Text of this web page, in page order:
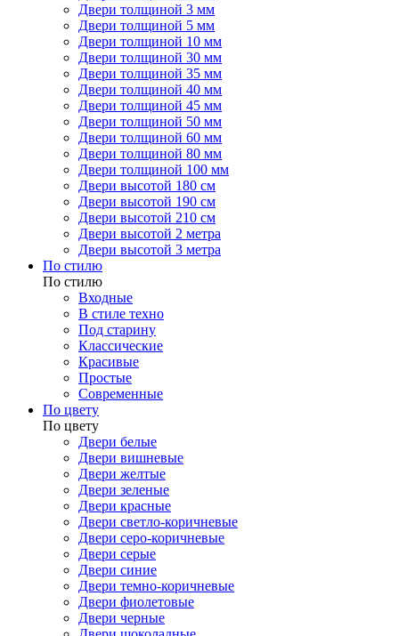
Двери толщиной 3 мм
Двери толщиной 5 мм
Двери толщиной 10 мм
Двери толщиной 30 мм
Двери толщиной 35 мм
Двери толщиной 40 мм
Двери толщиной 45 мм
Двери толщиной 50 мм
Двери толщиной 60 мм
Двери толщиной 80 мм
Двери толщиной 100 мм
Двери высотой 180 см
Двери высотой 190 см
Двери высотой 210 см
Двери высотой 2 метра
Двери высотой 3 метра
По стилю
По стилю
Входные
В стиле техно
Под старину
Классические
Красивые
Простые
Современные
По цвету
По цвету
Двери белые
Двери вишневые
Двери желтые
Двери зеленые
Двери красные
Двери светло-коричневые
Двери серо-коричневые
Двери серые
Двери синие
Двери темно-коричневые
Двери фиолетовые
Двери черные